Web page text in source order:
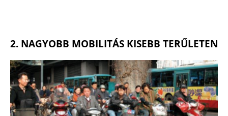
2. NAGYOBB MOBILITÁS KISEBB TERŰLETEN